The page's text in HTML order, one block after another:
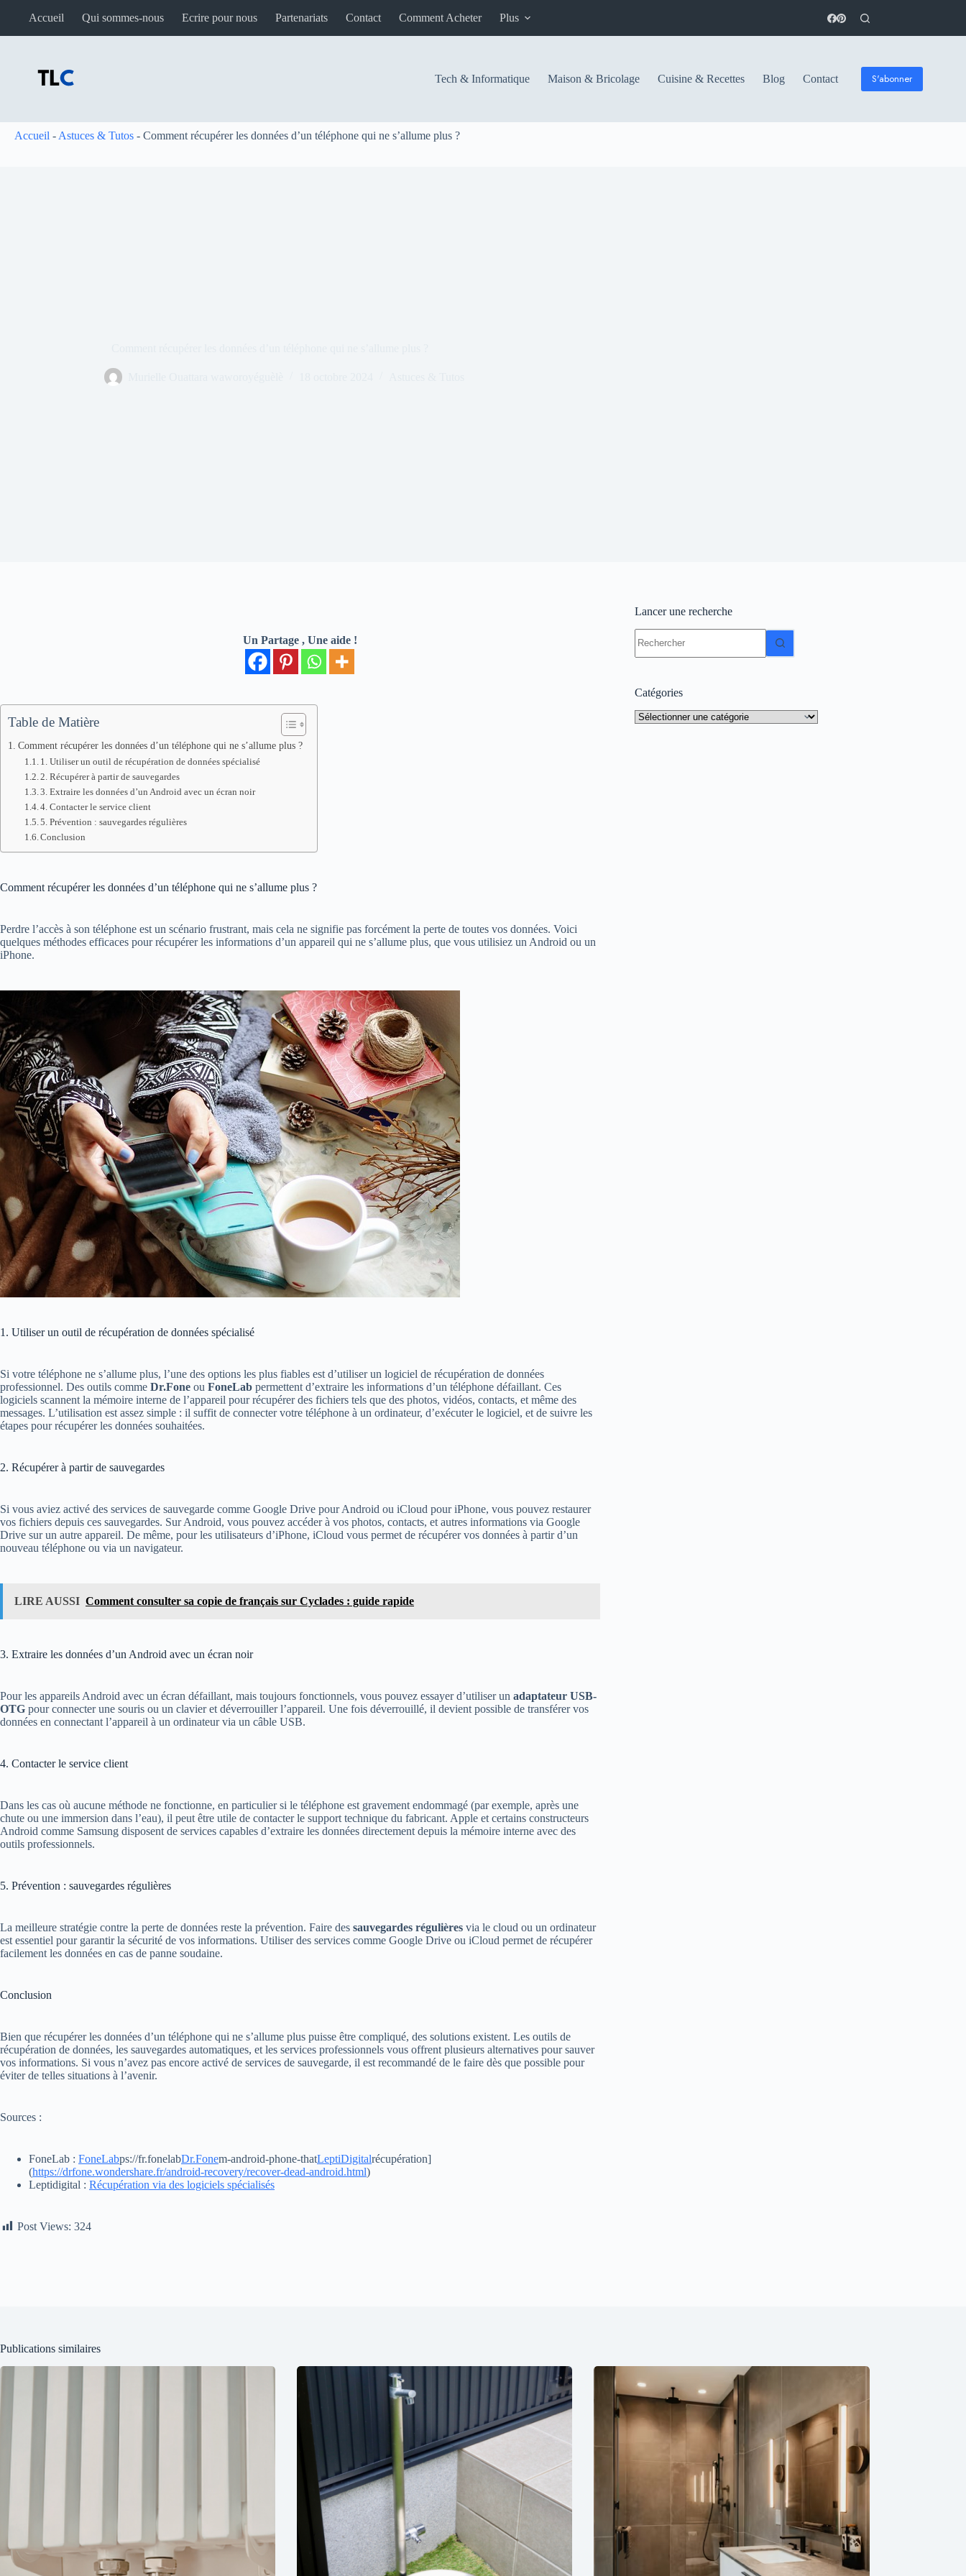
Accueil Qui sommes-nous Ecrire pour nous Partenariats Contact Comment Acheter Plus
Tech & Informatique Maison & Bricolage Cuisine & Recettes Blog Contact S'abonner
Accueil - Astuces & Tutos - Comment récupérer les données d’un téléphone qui ne s’allume plus ?
Un Partage , Une aide !
Table de Matière
Comment récupérer les données d’un téléphone qui ne s’allume plus ?
1. Utiliser un outil de récupération de données spécialisé
2. Récupérer à partir de sauvegardes
3. Extraire les données d’un Android avec un écran noir
4. Contacter le service client
5. Prévention : sauvegardes régulières
Conclusion
Comment récupérer les données d’un téléphone qui ne s’allume plus ?
Perdre l’accès à son téléphone est un scénario frustrant, mais cela ne signifie pas forcément la perte de toutes vos données. Voici
quelques méthodes efficaces pour récupérer les informations d’un appareil qui ne s’allume plus, que vous utilisiez un Android ou un
iPhone.
1. Utiliser un outil de récupération de données spécialisé
Si votre téléphone ne s’allume plus, l’une des options les plus fiables est d’utiliser un logiciel de récupération de données
professionnel. Des outils comme Dr.Fone ou FoneLab permettent d’extraire les informations d’un téléphone défaillant. Ces
logiciels scannent la mémoire interne de l’appareil pour récupérer des fichiers tels que des photos, vidéos, contacts, et même des
messages. L’utilisation est assez simple : il suffit de connecter votre téléphone à un ordinateur, d’exécuter le logiciel, et de suivre les
étapes pour récupérer les données souhaitées​.
2. Récupérer à partir de sauvegardes
Si vous aviez activé des services de sauvegarde comme Google Drive pour Android ou iCloud pour iPhone, vous pouvez restaurer
vos fichiers depuis ces sauvegardes. Sur Android, vous pouvez accéder à vos photos, contacts, et autres informations via Google
Drive sur un autre appareil. De même, pour les utilisateurs d’iPhone, iCloud vous permet de récupérer vos données à partir d’un
nouveau téléphone ou via un navigateur​.
LIRE AUSSI Comment consulter sa copie de français sur Cyclades : guide rapide
3. Extraire les données d’un Android avec un écran noir
Pour les appareils Android avec un écran défaillant, mais toujours fonctionnels, vous pouvez essayer d’utiliser un adaptateur USB-
OTG pour connecter une souris ou un clavier et déverrouiller l’appareil. Une fois déverrouillé, il devient possible de transférer vos
données en connectant l’appareil à un ordinateur via un câble USB​.
4. Contacter le service client
Dans les cas où aucune méthode ne fonctionne, en particulier si le téléphone est gravement endommagé (par exemple, après une
chute ou une immersion dans l’eau), il peut être utile de contacter le support technique du fabricant. Apple et certains constructeurs
Android comme Samsung disposent de services capables d’extraire les données directement depuis la mémoire interne avec des
outils professionnels​.
5. Prévention : sauvegardes régulières
La meilleure stratégie contre la perte de données reste la prévention. Faire des sauvegardes régulières via le cloud ou un ordinateur
est essentiel pour garantir la sécurité de vos informations. Utiliser des services comme Google Drive ou iCloud permet de récupérer
facilement les données en cas de panne soudaine​.
Conclusion
Bien que récupérer les données d’un téléphone qui ne s’allume plus puisse être compliqué, des solutions existent. Les outils de
récupération de données, les sauvegardes automatiques, et les services professionnels vous offrent plusieurs alternatives pour sauver
vos informations. Si vous n’avez pas encore activé de services de sauvegarde, il est recommandé de le faire dès que possible pour
éviter de telles situations à l’avenir.
Sources :
FoneLab : FoneLabps://fr.fonelab​Dr.Fonem-android-phone-that​LeptiDigitalrécupération]
(https://drfone.wondershare.fr/android-recovery/recover-dead-android.html)
Leptidigital : Récupération via des logiciels spécialisés
Post Views: 324
Lancer une recherche
résultat
Catégories
Catégories
Publications similaires